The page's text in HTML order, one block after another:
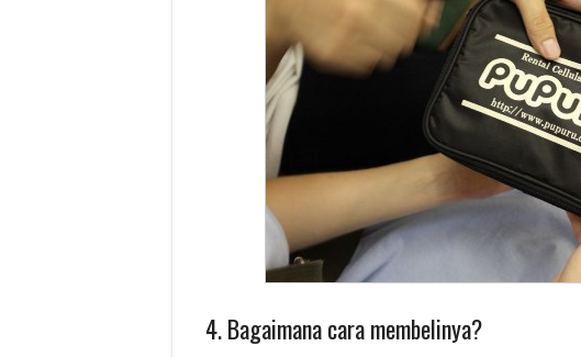
4. Bagaimana cara membelinya?